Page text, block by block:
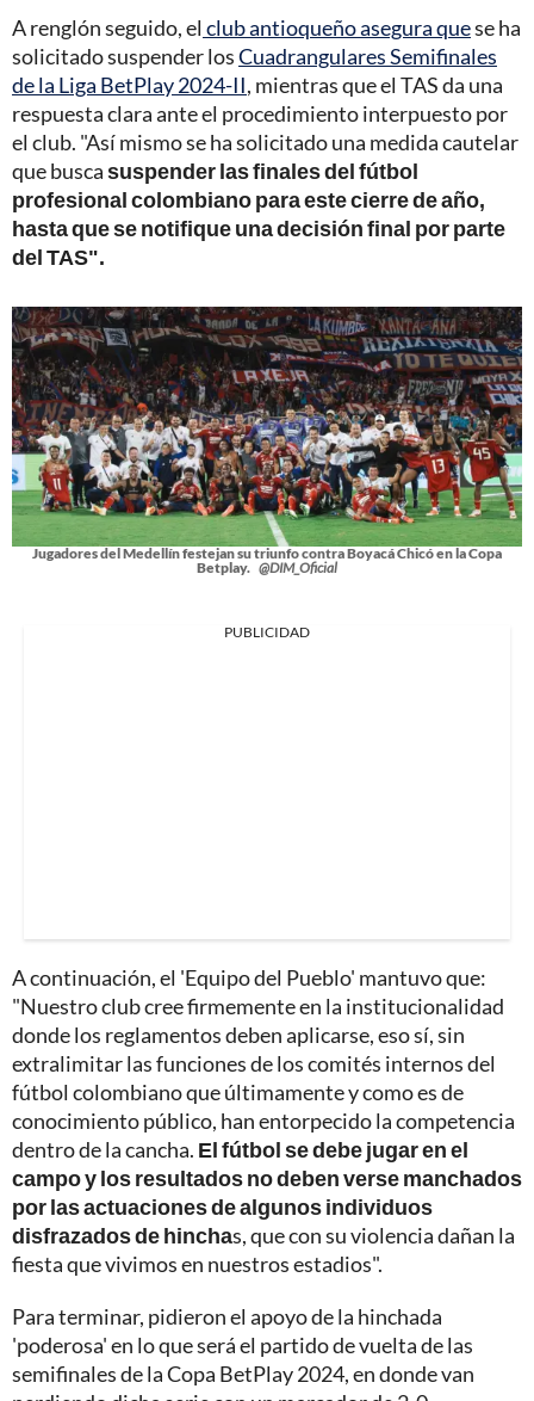
A renglón seguido, el club antioqueño asegura quese ha
solicitado suspender losCuadrangulares Semifinales
de la Liga BetPlay 2024-II, mientras que el TAS da una
respuesta clara ante el procedimiento interpuesto por
el club. "Así mismo se ha solicitado una medida cautelar
que buscasuspender las finales del fútbol
profesional colombiano para este cierre de año,
hasta que se notifique una decisión final por parte
del TAS".
Jugadores del Medellín festejan su triunfo contra Boyacá Chicó en la Copa
Betplay. @DIM_Oficial
PUBLICIDAD
A continuación, el 'Equipo del Pueblo' mantuvo que:
"Nuestro club cree firmemente en la institucionalidad
donde los reglamentos deben aplicarse, eso sí, sin
extralimitar las funciones de los comités internos del
fútbol colombiano que últimamente y como es de
conocimiento público, han entorpecido la competencia
dentro de la cancha. El fútbol se debe jugar en el
campo y los resultados no deben verse manchados
por las actuaciones de algunos individuos
disfrazados de hinchas, que con su violencia dañan la
fiesta que vivimos en nuestros estadios".
Para terminar, pidieron el apoyo de la hinchada
'poderosa' en lo que será el partido de vuelta de las
semifinales de la Copa BetPlay 2024, en donde van